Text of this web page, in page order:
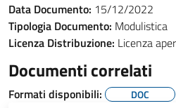
Data Documento: 15/12/2022
Tipologia Documento: Modulistica
Licenza Distribuzione: Licenza
Documenti correlati
Formati disponibili: DOC